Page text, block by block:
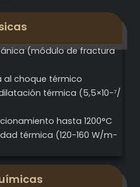
(módulo de fractura
al choque térmico
térmica (5,5×10-⁷/
hasta 1200°C
térmica (120-160 W/m-